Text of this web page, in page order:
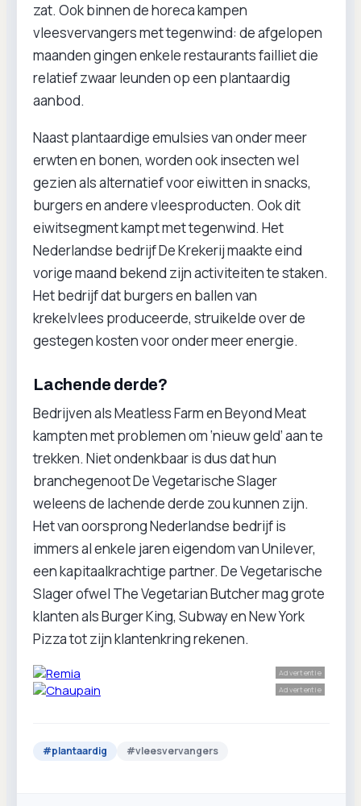
zat. Ook binnen de horeca kampen
vleesvervangers met tegenwind: de afgelopen
maanden gingen enkele restaurants failliet die
relatief zwaar leunden op een plantaardig
aanbod.
Naast plantaardige emulsies van onder meer
erwten en bonen, worden ook insecten wel
gezien als alternatief voor eiwitten in snacks,
burgers en andere vleesproducten. Ook dit
eiwitsegment kampt met tegenwind. Het
Nederlandse bedrijf De Krekerij maakte eind
vorige maand bekend zijn activiteiten te staken.
Het bedrijf dat burgers en ballen van
krekelvlees produceerde, struikelde over de
gestegen kosten voor onder meer energie.
Lachende derde?
Bedrijven als Meatless Farm en Beyond Meat
kampten met problemen om ‘nieuw geld’ aan te
trekken. Niet ondenkbaar is dus dat hun
branchegenoot De Vegetarische Slager
weleens de lachende derde zou kunnen zijn.
Het van oorsprong Nederlandse bedrijf is
immers al enkele jaren eigendom van Unilever,
een kapitaalkrachtige partner. De Vegetarische
Slager ofwel The Vegetarian Butcher mag grote
klanten als Burger King, Subway en New York
Pizza tot zijn klantenkring rekenen.
Advertentie
Advertentie
#plantaardig #vleesvervangers